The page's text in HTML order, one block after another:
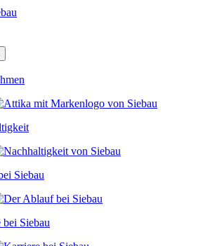
Siebau
Siebau